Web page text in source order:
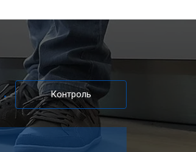
Контроль